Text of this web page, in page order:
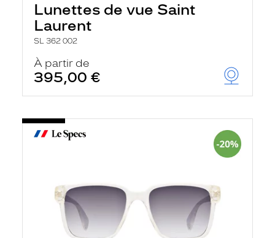
Lunettes de vue Saint
Laurent
SL 362 002
À partir de
395,00 €